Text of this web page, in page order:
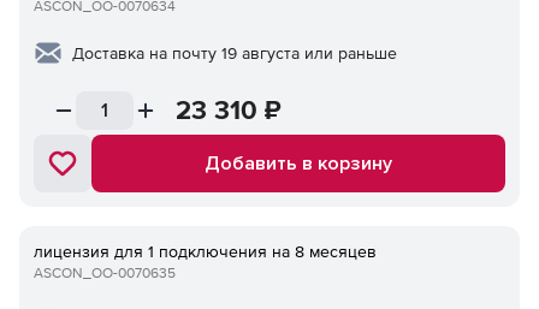
ASCON_ОО-0070634
Доставка на почту 19 августа или раньше
23 310 ₽
Добавить в корзину
лицензия для 1 подключения на 8 месяцев
ASCON_ОО-0070635